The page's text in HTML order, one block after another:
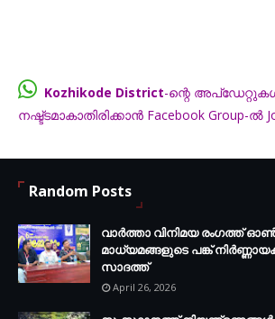
Kozhikode District
-ന്റെ
നഷ്ട്ടമാകാതിരിക്കാൻ Facebook Group-ൽ
Random Posts
വാർത്താ വിനിമയ രംഗത്ത്
മാധ്യമങ്ങളുടെ പങ്ക്
സാദത്ത്
April 26, 2026